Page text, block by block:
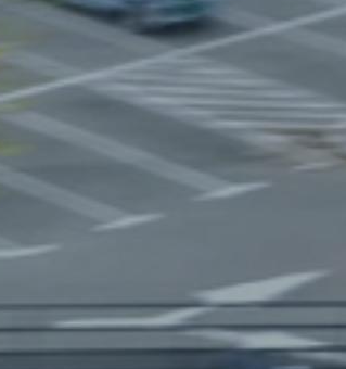
Escape Game OutdoorVente de véhicules